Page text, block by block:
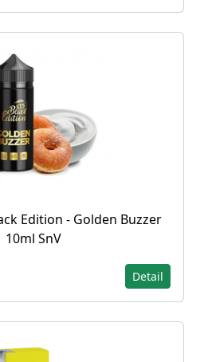
Edition - Golden Buzzer
10ml SnV
Detail